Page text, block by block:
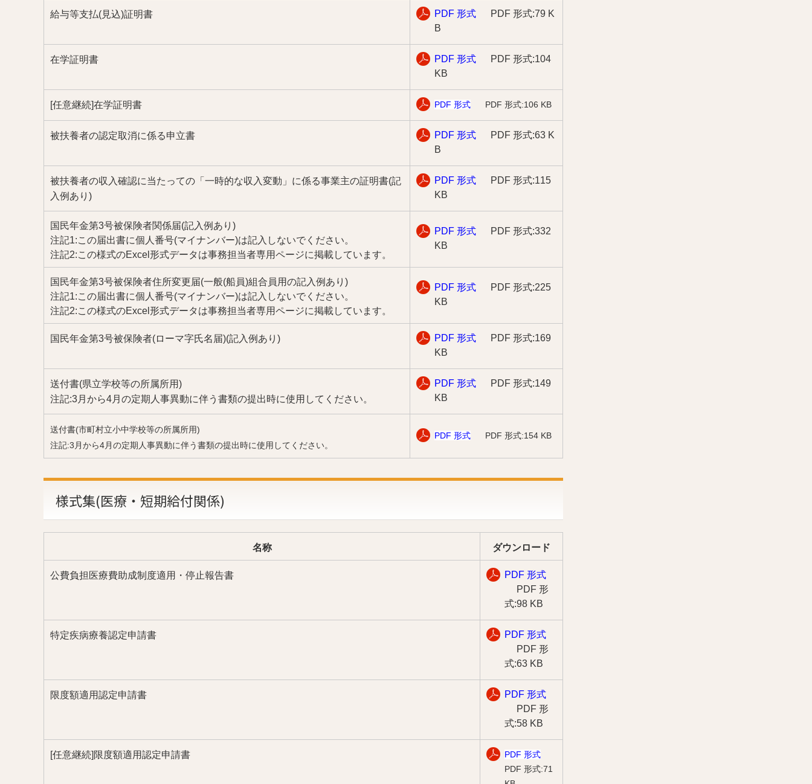
給与等支払(見込)証明書 PDF 形式
PDF 形式:79 K
B
在学証明書 PDF 形式
PDF 形式:104
KB
[任意継続]在学証明書 PDF 形式 PDF 形式:106 KB
被扶養者の認定取消に係る申立書 PDF 形式
PDF 形式:63 K
B
被扶養者の収入確認に当たっての「一時的な収入変動」に係る事業主の証明書(記
入例あり)
PDF 形式
PDF 形式:115
KB
国民年金第3号被保険者関係届(記入例あり)
注記1:この届出書に個人番号(マイナンバー)は記入しないでください。
注記2:この様式のExcel形式データは事務担当者専用ページに掲載しています。
PDF 形式
PDF 形式:332
KB
国民年金第3号被保険者住所変更届(一般(船員)組合員用の記入例あり)
注記1:この届出書に個人番号(マイナンバー)は記入しないでください。
注記2:この様式のExcel形式データは事務担当者専用ページに掲載しています。
PDF 形式
PDF 形式:225
KB
国民年金第3号被保険者(ローマ字氏名届)(記入例あり) PDF 形式
PDF 形式:169
KB
送付書(県立学校等の所属所用)
注記:3月から4月の定期人事異動に伴う書類の提出時に使用してください。
PDF 形式
PDF 形式:149
KB
送付書(市町村立小中学校等の所属所用)
注記:3月から4月の定期人事異動に伴う書類の提出時に使用してください。
PDF 形式 PDF 形式:154 KB
様式集(医療・短期給付関係)
名称 ダウンロード
公費負担医療費助成制度適用・停止報告書
PDF 形式
PDF 形
式:98 KB
特定疾病療養認定申請書
PDF 形式
PDF 形
式:63 KB
限度額適用認定申請書
PDF 形式
PDF 形
式:58 KB
[任意継続]限度額適用認定申請書
PDF 形式
PDF 形式:71